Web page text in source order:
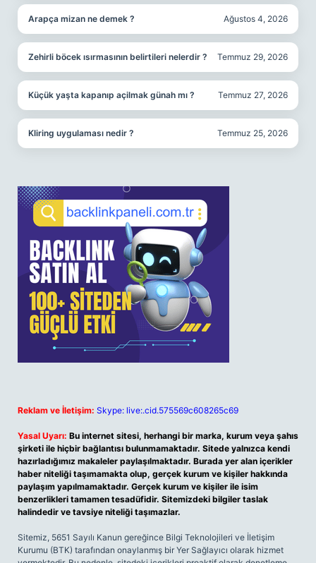
Arapça mizan ne demek ? Ağustos 4, 2026
Zehirli böcek ısırmasının belirtileri nelerdir ? Temmuz 29, 2026
Küçük yaşta kapanıp açilmak günah mı ? Temmuz 27, 2026
Kliring uygulaması nedir ? Temmuz 25, 2026
Reklam ve İletişim: Skype: live:.cid.575569c608265c69
Yasal Uyarı: Bu internet sitesi, herhangi bir marka, kurum veya şahıs
şirketi ile hiçbir bağlantısı bulunmamaktadır. Sitede yalnızca kendi
hazırladığımız makaleler paylaşılmaktadır. Burada yer alan içerikler
haber niteliği taşımamakta olup, gerçek kurum ve kişiler hakkında
paylaşım yapılmamaktadır. Gerçek kurum ve kişiler ile isim
benzerlikleri tamamen tesadüfidir. Sitemizdeki bilgiler taslak
halindedir ve tavsiye niteliği taşımazlar.
Sitemiz, 5651 Sayılı Kanun gereğince Bilgi Teknolojileri ve İletişim
Kurumu (BTK) tarafından onaylanmış bir Yer Sağlayıcı olarak hizmet